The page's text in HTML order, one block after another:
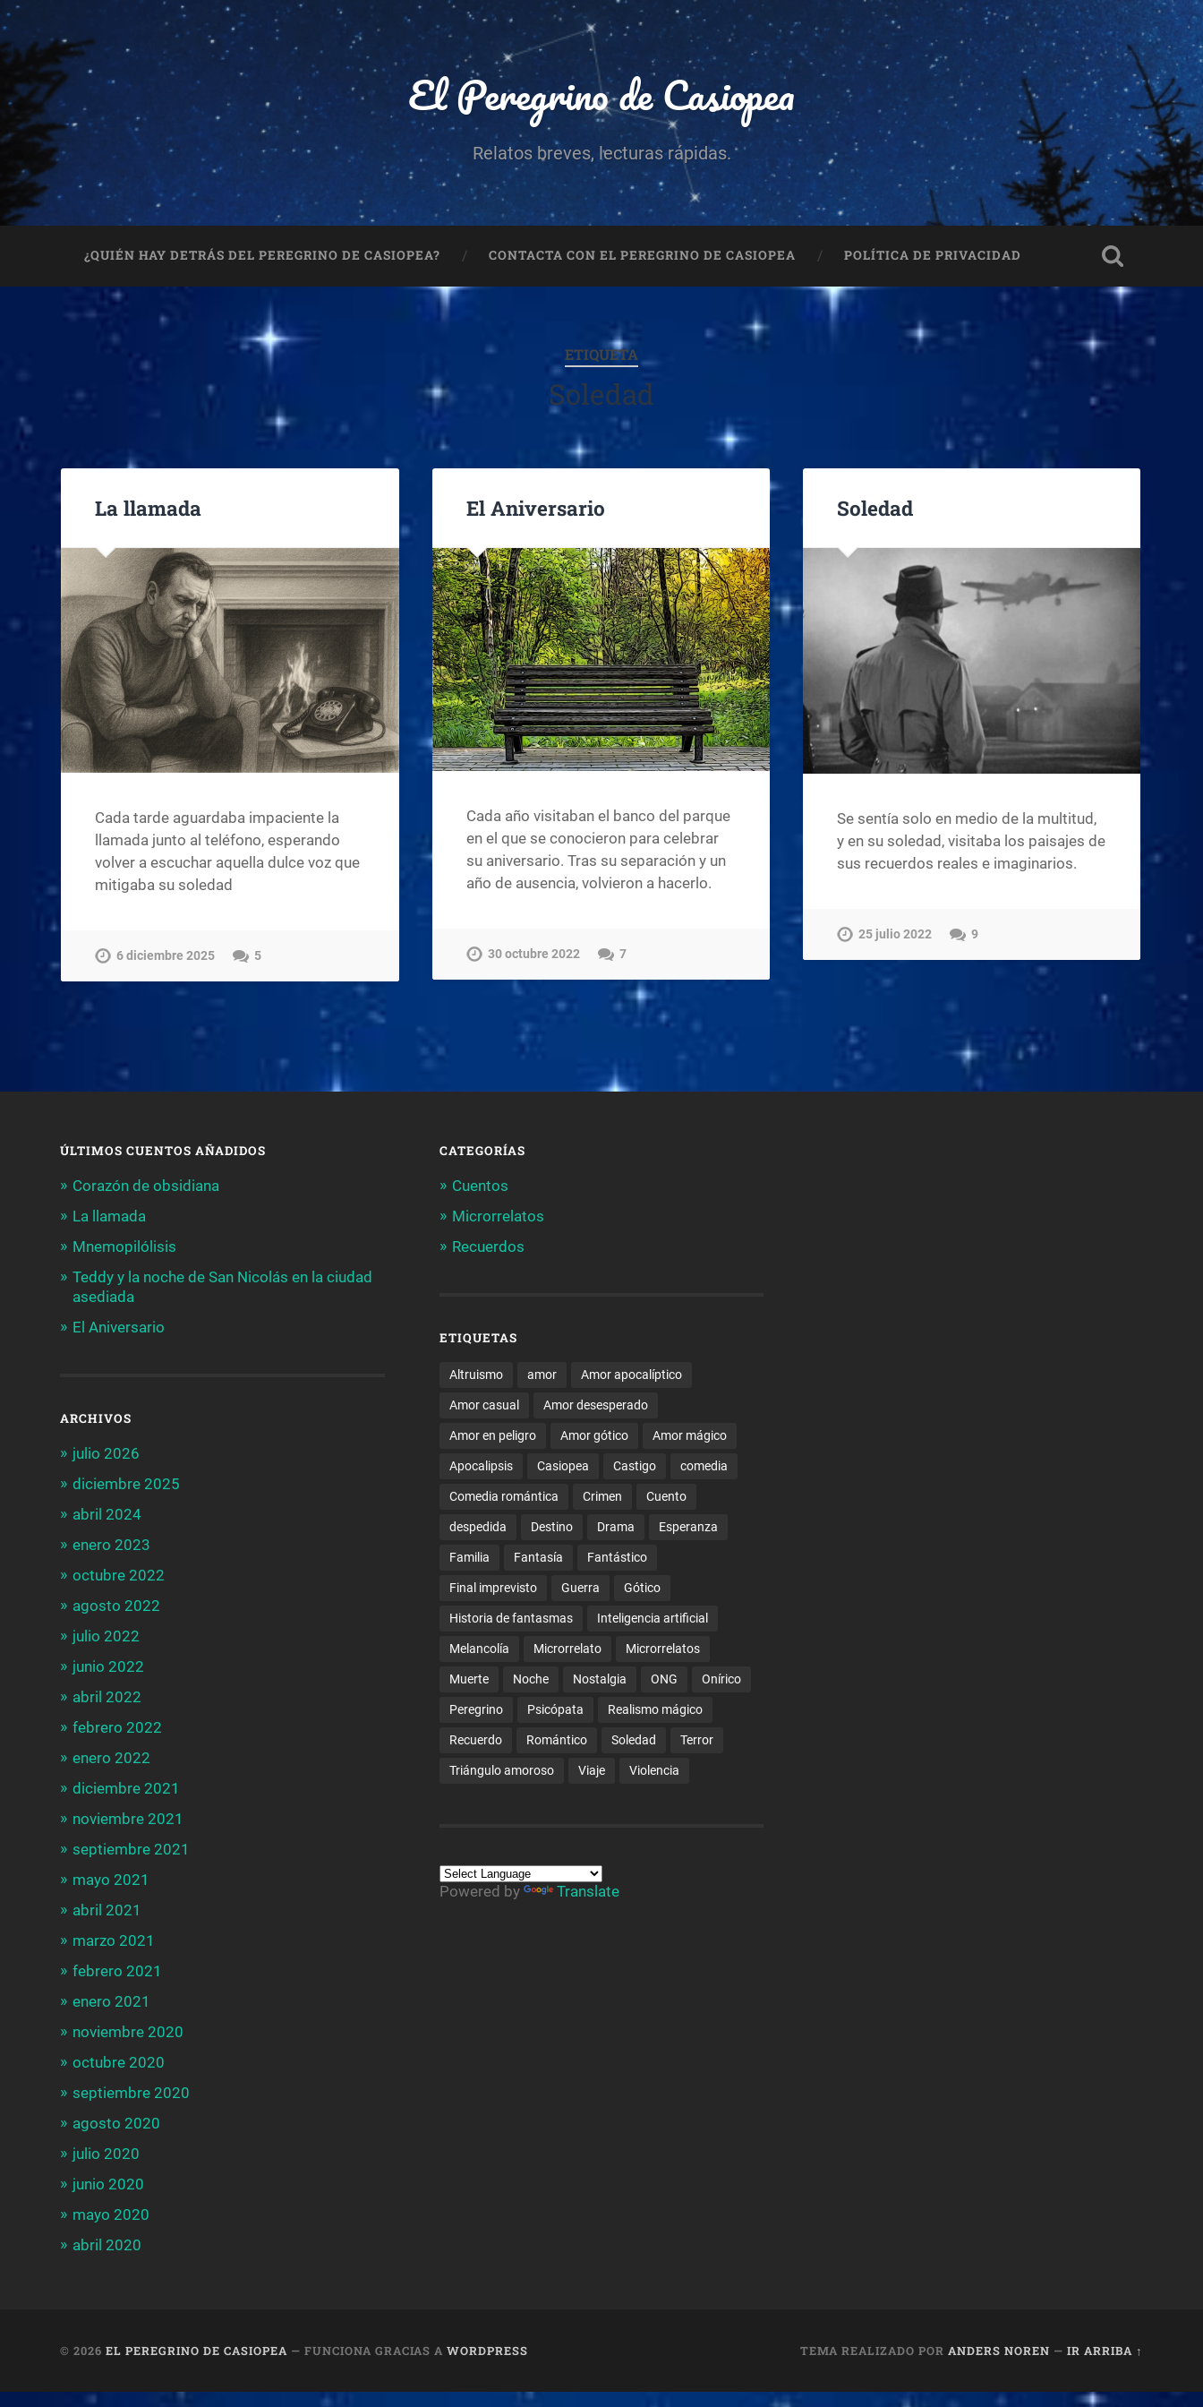
El Peregrino de Casiopea
Relatos breves, lecturas rápidas.
¿QUIÉN HAY DETRÁS DEL PEREGRINO DE CASIOPEA? CONTACTA CON EL PEREGRINO DE CASIOPEA POLÍTICA DE PRIVACIDAD
ETIQUETA
Soledad
La llamada
Cada tarde aguardaba impaciente la
llamada junto al teléfono, esperando
volver a escuchar aquella dulce voz que
mitigaba su soledad
6 diciembre 2025 5
El Aniversario
Cada año visitaban el banco del parque
en el que se conocieron para celebrar
su aniversario. Tras su separación y un
año de ausencia, volvieron a hacerlo.
30 octubre 2022 7
Soledad
Se sentía solo en medio de la multitud,
y en su soledad, visitaba los paisajes de
sus recuerdos reales e imaginarios.
25 julio 2022 9
ÚLTIMOS CUENTOS AÑADIDOS
Corazón de obsidiana
La llamada
Mnemopilólisis
Teddy y la noche de San Nicolás en la ciudad
asediada
El Aniversario
ARCHIVOS
julio 2026
diciembre 2025
abril 2024
enero 2023
octubre 2022
agosto 2022
julio 2022
junio 2022
abril 2022
febrero 2022
enero 2022
diciembre 2021
noviembre 2021
septiembre 2021
mayo 2021
abril 2021
marzo 2021
febrero 2021
enero 2021
noviembre 2020
octubre 2020
septiembre 2020
agosto 2020
julio 2020
junio 2020
mayo 2020
abril 2020
CATEGORÍAS
Cuentos
Microrrelatos
Recuerdos
ETIQUETAS
Altruismo amor Amor apocalíptico
Amor casual Amor desesperado
Amor en peligro Amor gótico Amor mágico
Apocalipsis Casiopea Castigo comedia
Comedia romántica Crimen Cuento
despedida Destino Drama Esperanza
Familia Fantasía Fantástico
Final imprevisto Guerra Gótico
Historia de fantasmas Inteligencia artificial
Melancolía Microrrelato Microrrelatos
Muerte Noche Nostalgia ONG Onírico
Peregrino Psicópata Realismo mágico
Recuerdo Romántico Soledad Terror
Triángulo amoroso Viaje Violencia
Powered by Translate
© 2026EL PEREGRINO DE CASIOPEA — FUNCIONA GRACIAS AWORDPRESS TEMA REALIZADO POR ANDERS NOREN — IR ARRIBA ↑